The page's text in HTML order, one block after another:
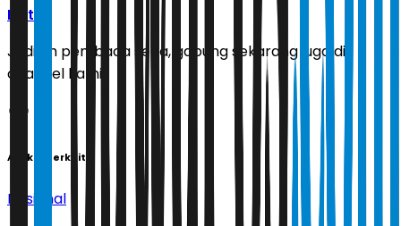
Ikuti
Jadilah pembaca setia, gabung sekarang juga di
channel kami!
Artikel Terkait
Nasional